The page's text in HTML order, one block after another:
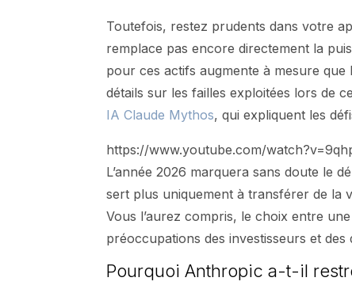
Toutefois, restez prudents dans votre
remplace pas encore directement la
pour ces actifs augmente à mesure
détails sur les failles exploitées lors de
IA Claude Mythos, qui expliquent les
https://www.youtube.com/
L’année 2026 marquera sans doute le
sert plus uniquement à transférer de la
Vous l’aurez compris, le choix entre
préoccupations des investisseurs et
Pourquoi Anthropic a-t-il